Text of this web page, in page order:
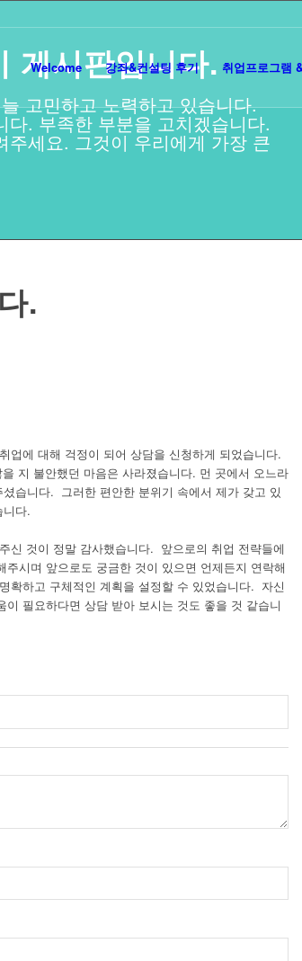
Welcome 강좌&컨설팅 후기 취업프로그램
게시판입니다.
고민하고 노력하고 있습니다.
. 부족한 부분을 고치겠습니다.
세요. 그것이 우리에게 가장 큰
.
업에 대해 걱정이 되어 상담을 신청하게 되었습니다.
지 불안했던 마음은 사라졌습니다. 먼 곳에서 오느라
습니다. 그러한 편안한 분위기 속에서 제가 갖고 있
다.
신 것이 정말 감사했습니다. 앞으로의 취업 전략들에
시며 앞으로도 궁금한 것이 있으면 언제든지 연락해
확하고 구체적인 계획을 설정할 수 있었습니다. 자신
필요하다면 상담 받아 보시는 것도 좋을 것 같습니